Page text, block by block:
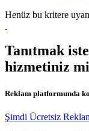
Henüz bu kritere
Tanıtmak
hizmetiniz
Reklam platformunda
Şimdi Ücretsiz